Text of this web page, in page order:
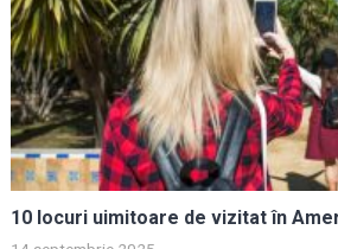
10 locuri uimitoare de vizitat în